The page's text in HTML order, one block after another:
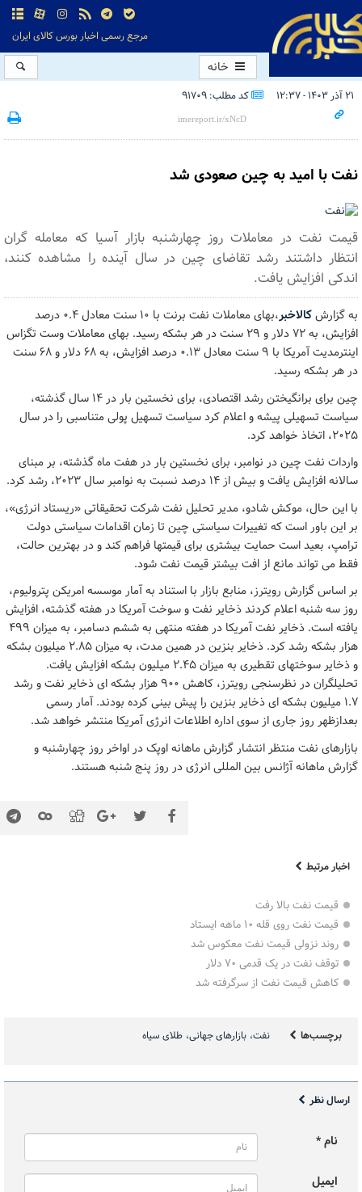
مرجع رسمی اخبار بورس کالای ایران
خانه
۲۱ آذر ۱۴۰۳ - ۱۲:۳۷ کد مطلب: 91709
نفت با امید به چین صعودی شد
قیمت نفت در معاملات روز چهارشنبه بازار آسیا که معامله گران
انتظار داشتند رشد تقاضای چین در سال آینده را مشاهده کنند،
اندکی افزایش یافت.
به گزارشکالاخبر
،بهای معاملات نفت برنت با ۱۰ سنت معادل ۰.۴ درصد
افزایش، به ۷۲ دلار و ۲۹ سنت در هر بشکه رسید. بهای معاملات وست تگزاس
اینترمدیت آمریکا با ۹ سنت معادل ۰.۱۳ درصد افزایش، به ۶۸ دلار و ۶۸ سنت
در هر بشکه رسید.
چین برای برانگیختن رشد اقتصادی، برای نخستین بار در ۱۴ سال گذشته،
سیاست تسهیلی پیشه و اعلام کرد سیاست تسهیل پولی متناسبی را در سال
۲۰۲۵، اتخاذ خواهد کرد.
واردات نفت چین در نوامبر، برای نخستین بار در هفت ماه گذشته، بر مبنای
سالانه افزایش یافت و بیش از ۱۴ درصد نسبت به نوامبر سال ۲۰۲۳، رشد کرد.
با این حال، موکش شادو، مدیر تحلیل نفت شرکت تحقیقاتی «ریستاد انرژی»،
بر این باور است که تغییرات سیاستی چین تا زمان اقدامات سیاستی دولت
ترامپ، بعید است حمایت بیشتری برای قیمتها فراهم کند و در بهترین حالت،
فقط می تواند مانع از افت بیشتر قیمت نفت شود.
بر اساس گزارش رویترز، منابع بازار با استناد به آمار موسسه امریکن پترولیوم،
روز سه شنبه اعلام کردند ذخایر نفت و سوخت آمریکا در هفته گذشته، افزایش
یافته است. ذخایر نفت آمریکا در هفته منتهی به ششم دسامبر، به میزان ۴۹۹
هزار بشکه رشد کرد. ذخایر بنزین در همین مدت، به میزان ۲.۸۵ میلیون بشکه
و ذخایر سوختهای تقطیری به میزان ۲.۴۵ میلیون بشکه افزایش یافت.
تحلیلگران در نظرسنجی رویترز، کاهش ۹۰۰ هزار بشکه ای ذخایر نفت و رشد
۱.۷ میلیون بشکه ای ذخایر بنزین را پیش بینی کرده بودند. آمار رسمی
بعدازظهر روز جاری از سوی اداره اطلاعات انرژی آمریکا منتشر خواهد شد.
بازارهای نفت منتظر انتشار گزارش ماهانه اوپک در اواخر روز چهارشنبه و
گزارش ماهانه آژانس بین المللی انرژی در روز پنج شنبه هستند.
اخبار مرتبط
قیمت نفت بالا رفت
قیمت نفت روی قله ۱۰ ماهه ایستاد
روند نزولی قیمت نفت معکوس شد
توقف نفت در یک قدمی ۷۰ دلار
کاهش قیمت نفت از سرگرفته شد
برچسب‌ها نفت بازارهای جهانی طلای سیاه
ارسال نظر
نام *
ایمیل